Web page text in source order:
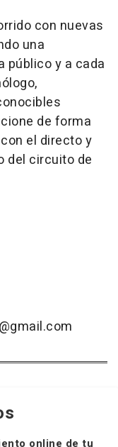
con nuevas
una
público y a cada
de forma
el directo y
del circuito de
online de tu